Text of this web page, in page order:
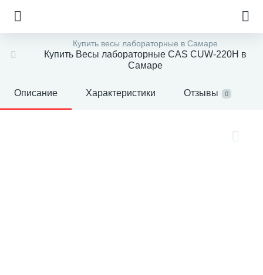
Купить весы лабораторные в Самаре
Купить Весы лабораторные CAS CUW-220H в
Самаре
Описание Характеристики Отзывы 0